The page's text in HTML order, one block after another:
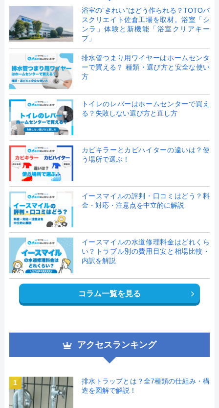
浴室の”きれい”はどう作られる？TOTOバ
スクリエイト佐倉工場を取材。浴室「シ
ンラ」体験と新機能「浴室クリアキー
プ」
排水管つまり用ワイヤーはホームセンタ
ーで買える？ 種類・選び方と安全な使い
方
トイレのレバーはホームセンターで買え
る？失敗しない選び方と直し方
カビキラーとカビハイターの違いは？使
う場所で選ぶ！
イースマイルの評判・口コミはどう？料
金・対応・注意点を中立的に解説
イースマイルの水道修理料金はどれくら
い？トラブル別の費用目安と相場比較・
内訳を解説
コラム一覧を見る
アクセスランキング
1
排水トラップとは？全7種類の仕組み・構
造を図解で解説！